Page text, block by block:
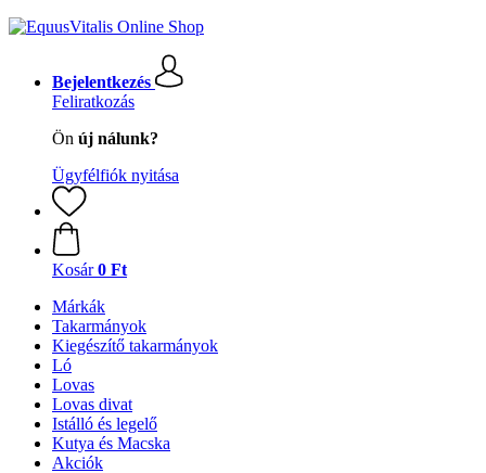
Bejelentkezés
Feliratkozás
Ön új nálunk?
Ügyfélfiók nyitása
Kosár 0 Ft
Márkák
Takarmányok
Kiegészítő takarmányok
Ló
Lovas
Lovas divat
Istálló és legelő
Kutya és Macska
Akciók